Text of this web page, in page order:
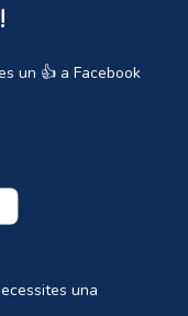
un 👍 a Facebook
una